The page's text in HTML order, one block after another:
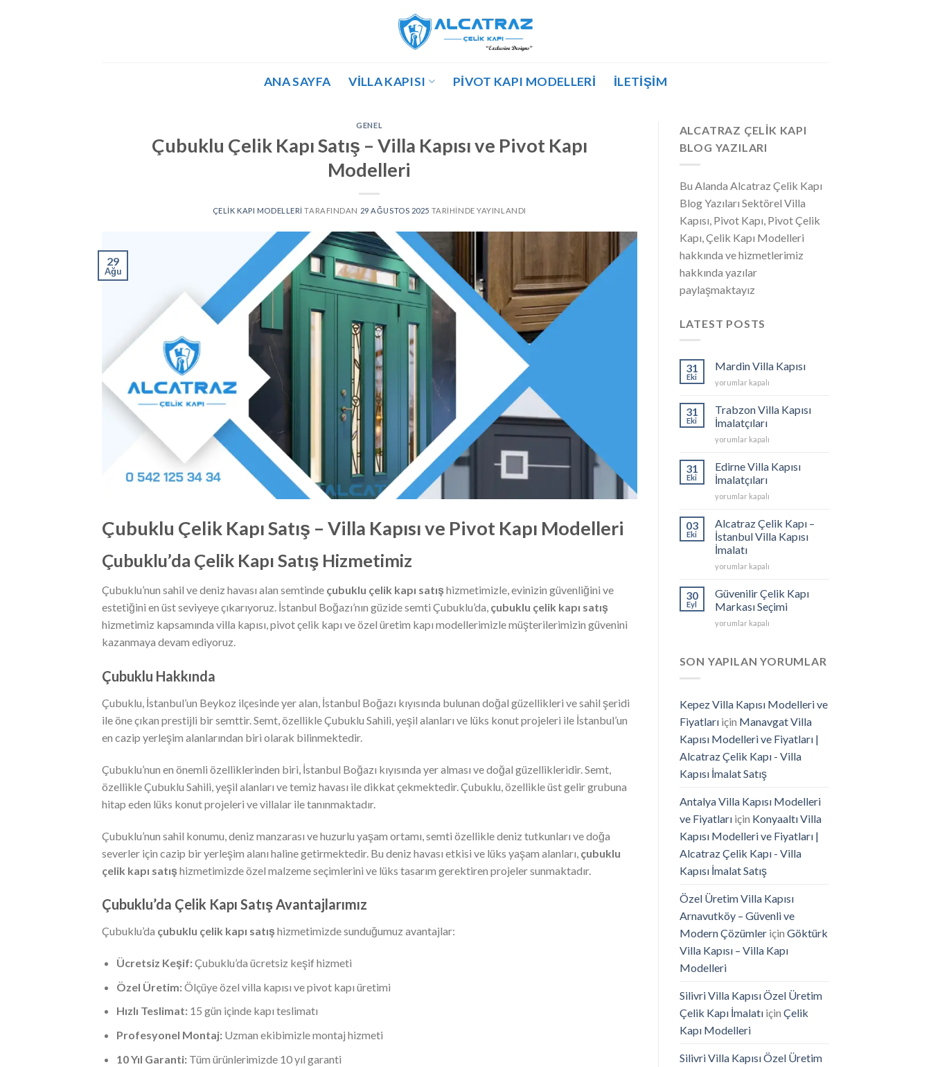
ANA SAYFA VILLA KAPISI PIVOT KAPI MODELLERI İLETIŞIM
GENEL
Çubuklu Çelik Kapı Satış – Villa Kapısı ve Pivot Kapı
Modelleri
ÇELIK KAPI MODELLERI TARAFINDAN 29 AĞUSTOS 2025 TARIHINDE YAYINLANDI
29
Ağu
Çubuklu Çelik Kapı Satış – Villa Kapısı ve Pivot Kapı Modelleri
Çubuklu’da Çelik Kapı Satış Hizmetimiz
Çubuklu’nun sahil ve deniz havası alan semtinde çubuklu çelik kapı satışhizmetimizle, evinizin güvenliğini ve
estetiğini en üst seviyeye çıkarıyoruz. İstanbul Boğazı’nın güzide semti Çubuklu’da, çubuklu çelik kapı satış
hizmetimiz kapsamında villa kapısı, pivot çelik kapı ve özel üretim kapı modellerimizle müşterilerimizin güvenini
kazanmaya devam ediyoruz.
Çubuklu Hakkında
Çubuklu, İstanbul’un Beykoz ilçesinde yer alan, İstanbul Boğazı kıyısında bulunan doğal güzellikleri ve sahil şeridi
ile öne çıkan prestijli bir semttir. Semt, özellikle Çubuklu Sahili, yeşil alanları ve lüks konut projeleri ile İstanbul’un
en cazip yerleşim alanlarından biri olarak bilinmektedir.
Çubuklu’nun en önemli özelliklerinden biri, İstanbul Boğazı kıyısında yer alması ve doğal güzellikleridir. Semt,
özellikle Çubuklu Sahili, yeşil alanları ve temiz havası ile dikkat çekmektedir. Çubuklu, özellikle üst gelir grubuna
hitap eden lüks konut projeleri ve villalar ile tanınmaktadır.
Çubuklu’nun sahil konumu, deniz manzarası ve huzurlu yaşam ortamı, semti özellikle deniz tutkunları ve doğa
severler için cazip bir yerleşim alanı haline getirmektedir. Bu deniz havası etkisi ve lüks yaşam alanları, çubuklu
çelik kapı satışhizmetimizde özel malzeme seçimlerini ve lüks tasarım gerektiren projeler sunmaktadır.
Çubuklu’da Çelik Kapı Satış Avantajlarımız
Çubuklu’da çubuklu çelik kapı satışhizmetimizde sunduğumuz avantajlar:
Ücretsiz Keşif:Çubuklu’da ücretsiz keşif hizmeti
Özel Üretim:Ölçüye özel villa kapısı ve pivot kapı üretimi
Hızlı Teslimat:15 gün içinde kapı teslimatı
Profesyonel Montaj:Uzman ekibimizle montaj hizmeti
10 Yıl Garanti:Tüm ürünlerimizde 10 yıl garanti
ALCATRAZ ÇELIK KAPI
BLOG YAZILARI
Bu Alanda Alcatraz Çelik Kapı
Blog Yazıları Sektörel Villa
Kapısı, Pivot Kapı, Pivot Çelik
Kapı, Çelik Kapı Modelleri
hakkında ve hizmetlerimiz
hakkında yazılar
paylaşmaktayız
LATEST POSTS
31
Eki
Mardin Villa Kapısı
Mardin
Kapısı
için
yorumlar kapalı
31
Eki
Trabzon Villa Kapısı
İmalatçıları
Trabzon
Kapısı
İmalatçıları
için
yorumlar kapalı
31
Eki
Edirne Villa Kapısı
İmalatçıları
Edirne
Kapısı
İmalatçıları
için
yorumlar kapalı
03
Eki
Alcatraz Çelik Kapı –
İstanbul Villa Kapısı
İmalatı
Alcatraz
Kapı
İstanbul
Villa
için
yorumlar kapalı
30
Eyl
Güvenilir Çelik Kapı
Markası Seçimi
Güvenilir
Markası
yorumlar kapalı
SON YAPILAN YORUMLAR
Kepez Villa Kapısı Modelleri ve
Fiyatlarıiçin Manavgat Villa
Kapısı Modelleri ve Fiyatları |
Alcatraz Çelik Kapı - Villa
Kapısı İmalat Satış
Antalya Villa Kapısı Modelleri
ve Fiyatlarıiçin Konyaaltı Villa
Kapısı Modelleri ve Fiyatları |
Alcatraz Çelik Kapı - Villa
Kapısı İmalat Satış
Özel Üretim Villa Kapısı
Arnavutköy – Güvenli ve
Modern Çözümleriçin Göktürk
Villa Kapısı – Villa Kapı
Modelleri
Silivri Villa Kapısı Özel Üretim
Çelik Kapı İmalatıiçin Çelik
Kapı Modelleri
Silivri Villa Kapısı Özel Üretim